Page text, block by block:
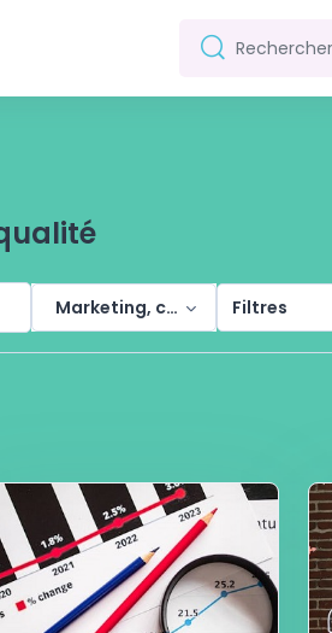
Rechercher
Rechercher
Marketing, commerce et qualité
Filtres